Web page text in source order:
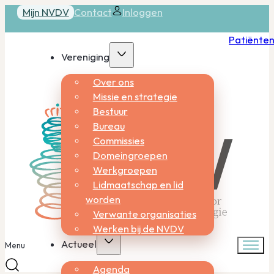
Mijn NVDV Contact Inloggen
Vereniging
Over ons
Missie en strategie
Bestuur
Bureau
Commissies
Domeingroepen
Werkgroepen
Lidmaatschap en lid
worden
Verwante organisaties
Werken bij de NVDV
Actueel
Agenda
Menu